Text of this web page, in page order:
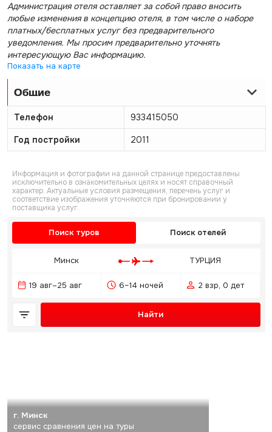
Администрация отеля оставляет за собой право вносить
любые изменения в концепцию отеля, в том числе о наборе
платных/бесплатных услуг без предварительного
уведомления. Мы просим предварительно уточнять
интересующую Вас информацию.
Показать на карте
Общие
Телефон 933415050
Год постройки 2011
Информация и фотографии на данной странице предоставлены
исключительно в ознакомительных целях и носят справочный
характер. Актуальные условия размещения, перечень услуг и
соответствие изображения уточняются при бронировании у
поставщика услуг.
Поиск туров Поиск отелей
Минск ТУРЦИЯ
19 авг–25 авг 6–14 ночей 2 взр, 0 дет
Найти
г. Минск
сервис сравнения цен на туры